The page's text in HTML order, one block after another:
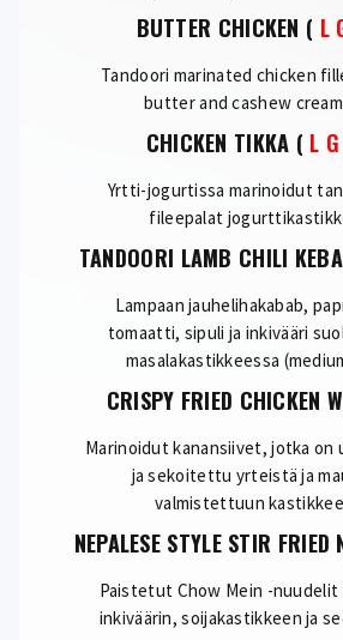
BUTTER CHICKEN ( L
Tandoori marinated chicken
butter and cashew
CHICKEN TIKKA ( L G
Yrtti-jogurtissa marinoidut
fileepalat
TANDOORI LAMB CHILI
Lampaan jauhelihakabab,
tomaatti, sipuli ja inkivääri
masalakastikkeessa
CRISPY FRIED CHICKEN
Marinoidut kanansiivet, jotka
ja sekoitettu yrteistä ja
valmistettuun
NEPALESE STYLE STIR FRIED
Paistetut Chow Mein -nuudelit
inkiväärin, soijakastikkeen ja